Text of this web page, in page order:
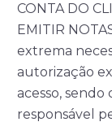
CONTA DO
EMITIR
extrema
autorização
acesso, sendo
responsável